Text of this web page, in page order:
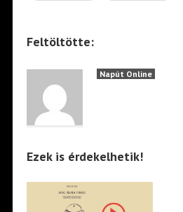
Feltöltötte:
Napút Online
Ezek is érdekelhetik!